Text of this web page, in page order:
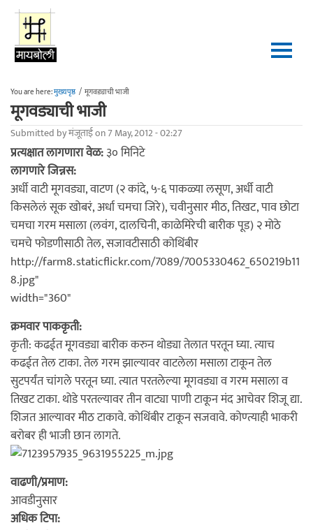
Skip to main content
You are here:मुख्यपृष्ठ / मूगवड्याची भाजी
मूगवड्याची भाजी
Submitted byमंजूताईon 7 May, 2012 - 02:27
प्रत्यक्षात लागणारा वेळ:३० मिनिटे
लागणारे जिन्नस:
अर्धी वाटी मूगवड्या, वाटण (२ कांदे, ५-६ पाकळ्या लसूण, अर्धी वाटी
किसलेलं सूक खोबरं, अर्धा चमचा जिरे), चवीनुसार मीठ, तिखट, पाव छोटा
चमचा गरम मसाला (लवंग, दालचिनी, काळेमिरेची बारीक पूड) २ मोठे
चमचे फोडणीसाठी तेल, सजावटीसाठी कोथिंबीर
http://farm8.staticflickr.com/7089/7005330462_650219b11
8.jpg"
width="360"
क्रमवार पाककृती:
कृती: कढईत मूगवड्या बारीक करुन थोड्या तेलात परतून घ्या. त्याच
कढईत तेल टाका. तेल गरम झाल्यावर वाटलेला मसाला टाकून तेल
सुटपर्यंत चांगले परतून घ्या. त्यात परतलेल्या मूगवड्या व गरम मसाला व
तिखट टाका. थोडे परतल्यावर तीन वाट्या पाणी टाकून मंद आचेवर शिजू द्या.
शिजत आल्यावर मीठ टाकावे. कोथिंबीर टाकून सजवावे. कोण्त्याही भाकरी
बरोबर ही भाजी छान लागते.
वाढणी/प्रमाण:
आवडीनुसार
अधिक टिपा: